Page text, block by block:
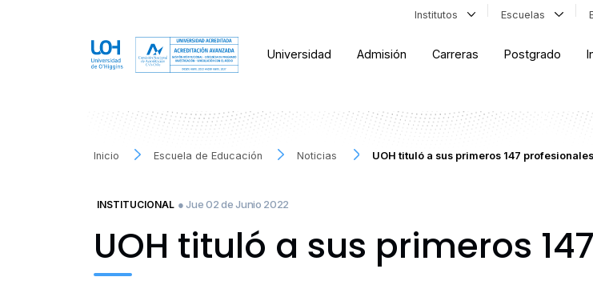
Institutos Escuelas
Universidad Admisión Carreras Postgrado
Inicio Escuela de Educación Noticias UOH tituló a sus primeros 147 profesionales
INSTITUCIONAL ● Jue 02 de Junio 2022
UOH tituló a sus primeros